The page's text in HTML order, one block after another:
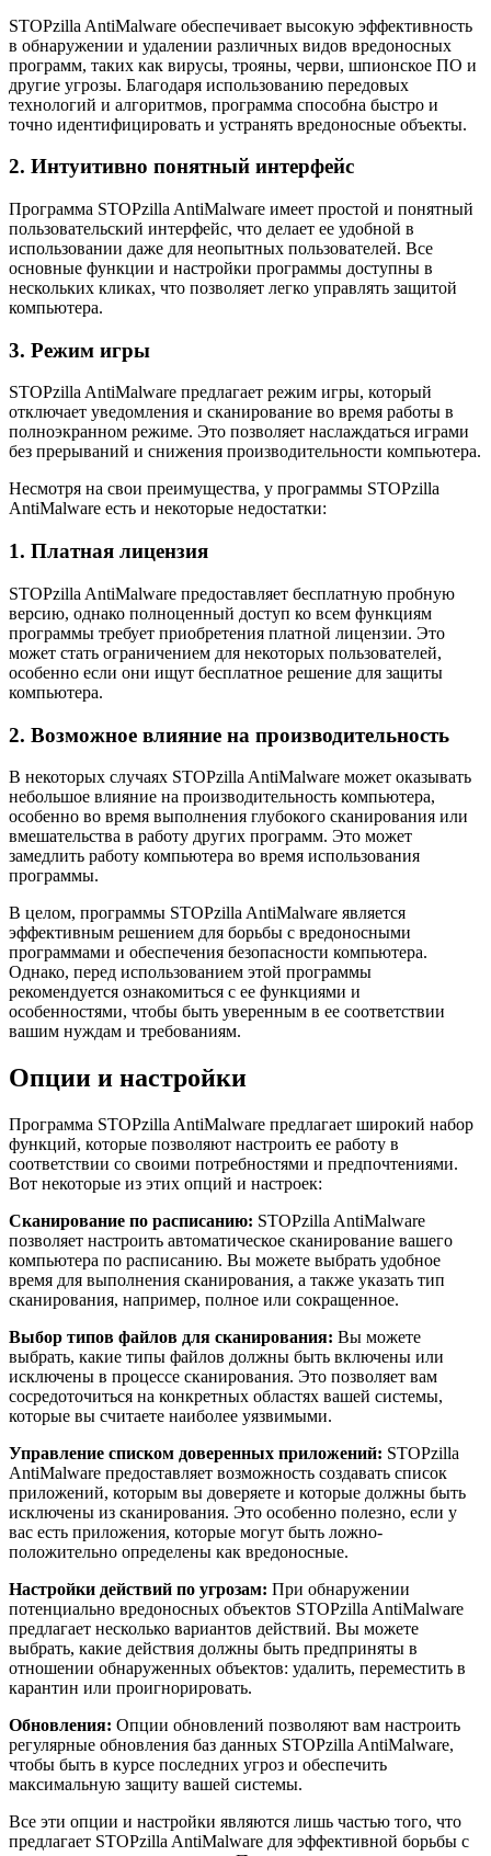
STOPzilla AntiMalware обеспечивает высокую эффективность
в обнаружении и удалении различных видов вредоносных
программ, таких как вирусы, трояны, черви, шпионское ПО и
другие угрозы. Благодаря использованию передовых
технологий и алгоритмов, программа способна быстро и
точно идентифицировать и устранять вредоносные объекты.
2. Интуитивно понятный интерфейс
Программа STOPzilla AntiMalware имеет простой и понятный
пользовательский интерфейс, что делает ее удобной в
использовании даже для неопытных пользователей. Все
основные функции и настройки программы доступны в
нескольких кликах, что позволяет легко управлять защитой
компьютера.
3. Режим игры
STOPzilla AntiMalware предлагает режим игры, который
отключает уведомления и сканирование во время работы в
полноэкранном режиме. Это позволяет наслаждаться играми
без прерываний и снижения производительности компьютера.
Несмотря на свои преимущества, у программы STOPzilla
AntiMalware есть и некоторые недостатки:
1. Платная лицензия
STOPzilla AntiMalware предоставляет бесплатную пробную
версию, однако полноценный доступ ко всем функциям
программы требует приобретения платной лицензии. Это
может стать ограничением для некоторых пользователей,
особенно если они ищут бесплатное решение для защиты
компьютера.
2. Возможное влияние на производительность
В некоторых случаях STOPzilla AntiMalware может оказывать
небольшое влияние на производительность компьютера,
особенно во время выполнения глубокого сканирования или
вмешательства в работу других программ. Это может
замедлить работу компьютера во время использования
программы.
В целом, программы STOPzilla AntiMalware является
эффективным решением для борьбы с вредоносными
программами и обеспечения безопасности компьютера.
Однако, перед использованием этой программы
рекомендуется ознакомиться с ее функциями и
особенностями, чтобы быть уверенным в ее соответствии
вашим нуждам и требованиям.
Опции и настройки
Программа STOPzilla AntiMalware предлагает широкий набор
функций, которые позволяют настроить ее работу в
соответствии со своими потребностями и предпочтениями.
Вот некоторые из этих опций и настроек:
Сканирование по расписанию: STOPzilla AntiMalware
позволяет настроить автоматическое сканирование вашего
компьютера по расписанию. Вы можете выбрать удобное
время для выполнения сканирования, а также указать тип
сканирования, например, полное или сокращенное.
Выбор типов файлов для сканирования: Вы можете
выбрать, какие типы файлов должны быть включены или
исключены в процессе сканирования. Это позволяет вам
сосредоточиться на конкретных областях вашей системы,
которые вы считаете наиболее уязвимыми.
Управление списком доверенных приложений: STOPzilla
AntiMalware предоставляет возможность создавать список
приложений, которым вы доверяете и которые должны быть
исключены из сканирования. Это особенно полезно, если у
вас есть приложения, которые могут быть ложно-
положительно определены как вредоносные.
Настройки действий по угрозам: При обнаружении
потенциально вредоносных объектов STOPzilla AntiMalware
предлагает несколько вариантов действий. Вы можете
выбрать, какие действия должны быть предприняты в
отношении обнаруженных объектов: удалить, переместить в
карантин или проигнорировать.
Обновления: Опции обновлений позволяют вам настроить
регулярные обновления баз данных STOPzilla AntiMalware,
чтобы быть в курсе последних угроз и обеспечить
максимальную защиту вашей системы.
Все эти опции и настройки являются лишь частью того, что
предлагает STOPzilla AntiMalware для эффективной борьбы с